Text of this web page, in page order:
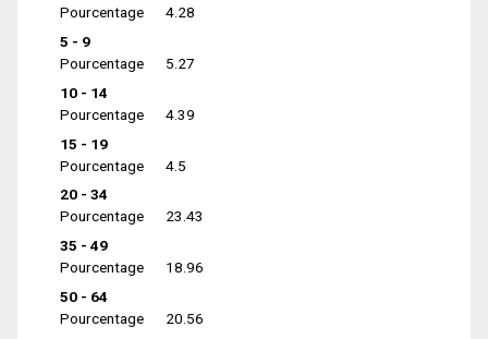
Pourcentage
4.28
5 - 9
Pourcentage
5.27
10 - 14
Pourcentage
4.39
15 - 19
Pourcentage
4.5
20 - 34
Pourcentage
23.43
35 - 49
Pourcentage
18.96
50 - 64
Pourcentage
20.56